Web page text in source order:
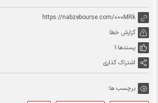
https://nabzebourse.com/000MRk
گزارش خطا
پسندها:1
اشتراک گذاری
برچسب ها: